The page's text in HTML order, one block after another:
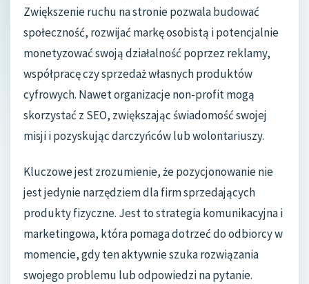
Zwiększenie ruchu na stronie pozwala budować
społeczność, rozwijać markę osobistą i potencjalnie
monetyzować swoją działalność poprzez reklamy,
współpracę czy sprzedaż własnych produktów
cyfrowych. Nawet organizacje non-profit mogą
skorzystać z SEO, zwiększając świadomość swojej
misji i pozyskując darczyńców lub wolontariuszy.
Kluczowe jest zrozumienie, że pozycjonowanie nie
jest jedynie narzędziem dla firm sprzedających
produkty fizyczne. Jest to strategia komunikacyjna i
marketingowa, która pomaga dotrzeć do odbiorcy w
momencie, gdy ten aktywnie szuka rozwiązania
swojego problemu lub odpowiedzi na pytanie.